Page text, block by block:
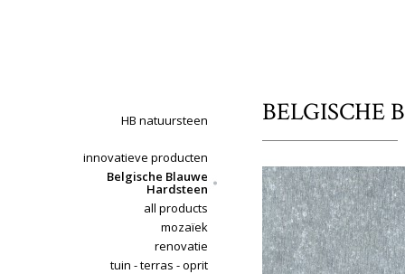
HB natuursteen
innovatieve producten
Belgische Blauwe
Hardsteen
all products
mozaïek
renovatie
tuin - terras - oprit
BELGISCHE